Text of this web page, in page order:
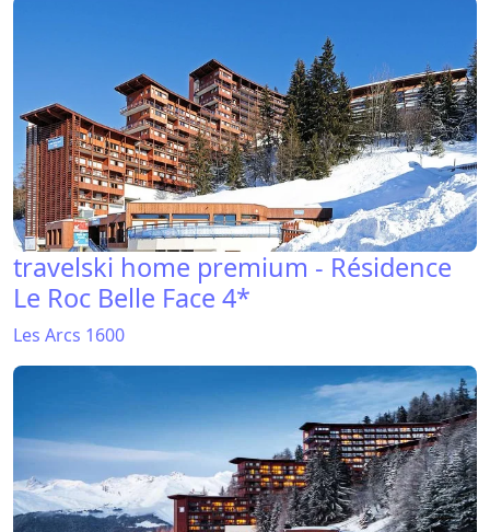
travelski home premium - Résidence
Le Roc Belle Face 4*
Les Arcs 1600